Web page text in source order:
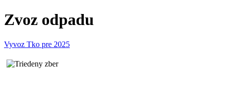
Zvoz odpadu
Vyvoz Tko pre 2025